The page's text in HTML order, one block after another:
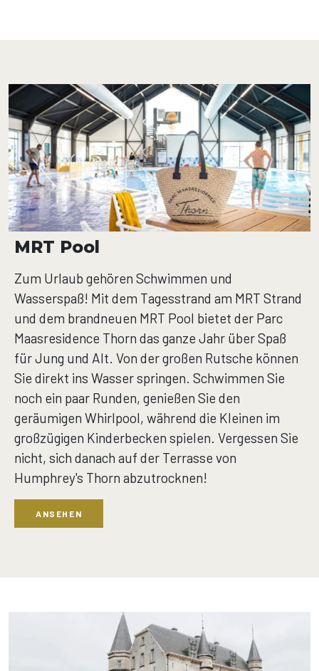
MRT Pool
Zum Urlaub gehören Schwimmen und
Wasserspaß! Mit dem Tagesstrand am MRT Strand
und dem brandneuen MRT Pool bietet der Parc
Maasresidence Thorn das ganze Jahr über Spaß
für Jung und Alt. Von der großen Rutsche können
Sie direkt ins Wasser springen. Schwimmen Sie
noch ein paar Runden, genießen Sie den
geräumigen Whirlpool, während die Kleinen im
großzügigen Kinderbecken spielen. Vergessen Sie
nicht, sich danach auf der Terrasse von
Humphrey's Thorn abzutrocknen!
ANSEHEN